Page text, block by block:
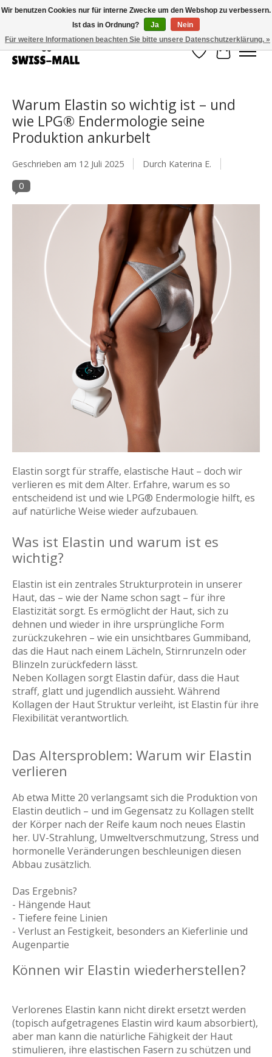
Kostenloser Versand ab CHF 250 – pünktlich und zuverlässig geliefert
Wunschzettel
Ihr
Warum Elastin so wichtig ist – und
wie LPG® Endermologie seine
Produktion ankurbelt
Geschrieben am 12 Juli 2025
Durch Katerina E.
0
Elastin sorgt für straffe, elastische Haut – doch wir
verlieren es mit dem Alter. Erfahre, warum es so
entscheidend ist und wie LPG® Endermologie hilft, es
auf natürliche Weise wieder aufzubauen.
Was ist Elastin und warum ist es
wichtig?
Elastin ist ein zentrales Strukturprotein in unserer
Haut, das – wie der Name schon sagt – für ihre
Elastizität sorgt. Es ermöglicht der Haut, sich zu
dehnen und wieder in ihre ursprüngliche Form
zurückzukehren – wie ein unsichtbares Gummiband,
das die Haut nach einem Lächeln, Stirnrunzeln oder
Blinzeln zurückfedern lässt.
Neben Kollagen sorgt Elastin dafür, dass die Haut
straff, glatt und jugendlich aussieht. Während
Kollagen der Haut Struktur verleiht, ist Elastin für ihre
Flexibilität verantwortlich.
Das Altersproblem: Warum wir Elastin
verlieren
Ab etwa Mitte 20 verlangsamt sich die Produktion von
Elastin deutlich – und im Gegensatz zu Kollagen stellt
der Körper nach der Reife kaum noch neues Elastin
her. UV-Strahlung, Umweltverschmutzung, Stress und
hormonelle Veränderungen beschleunigen diesen
Abbau zusätzlich.
Das Ergebnis?
- Hängende Haut
- Tiefere feine Linien
- Verlust an Festigkeit, besonders an Kieferlinie und
Augenpartie
Können wir Elastin wiederherstellen?
Verlorenes Elastin kann nicht direkt ersetzt werden
(topisch aufgetragenes Elastin wird kaum absorbiert),
aber man kann die natürliche Fähigkeit der Haut
stimulieren, ihre elastischen Fasern zu schützen und
Wir benutzen Cookies nur für interne Zwecke um den Webshop zu verbessern.
Ist das in Ordnung?
Ja
Nein
Für weitere Informationen beachten Sie bitte unsere Datenschutzerklärung. »